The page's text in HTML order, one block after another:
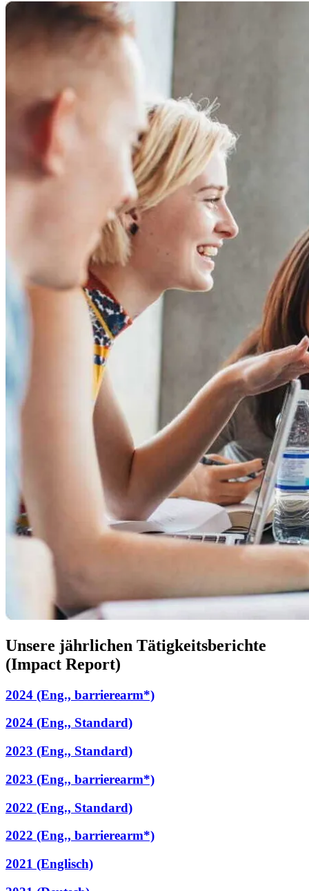
Unsere jährlichen Tätigkeitsberichte
(Impact Report)
2024 (Eng., barrierearm*)
2024 (Eng., Standard)
2023 (Eng., Standard)
2023 (Eng., barrierearm*)
2022 (Eng., Standard)
2022 (Eng., barrierearm*)
2021 (Englisch)